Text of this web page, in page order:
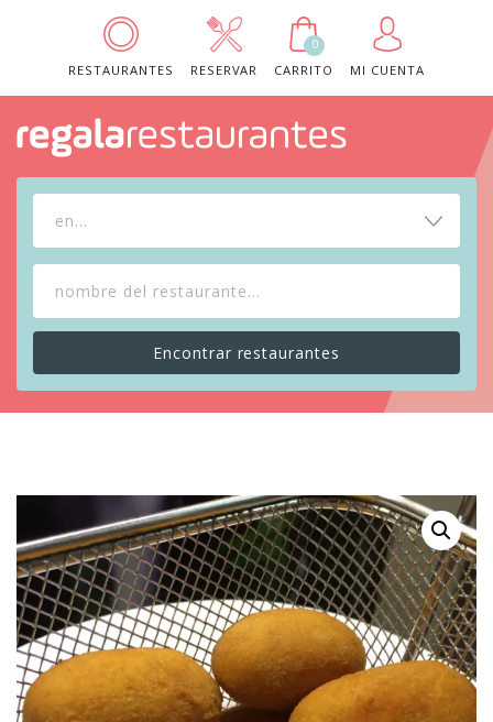
RESTAURANTES RESERVAR
0
CARRITO
MI CUENTA
en...